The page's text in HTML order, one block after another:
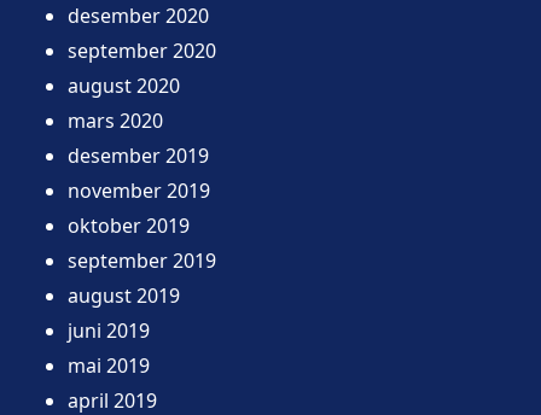
desember 2020
september 2020
august 2020
mars 2020
desember 2019
november 2019
oktober 2019
september 2019
august 2019
juni 2019
mai 2019
april 2019